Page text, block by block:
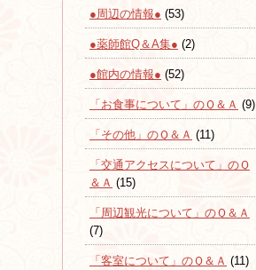
●周辺の情報● (53)
●薬師館Q＆A集● (2)
●館内の情報● (52)
「お食事について」のＱ＆Ａ (9)
「その他」のＱ＆Ａ (11)
「交通アクセスについて」のＱ
＆Ａ (15)
「周辺観光について」のＱ＆Ａ
(7)
「客室について」のＱ＆Ａ (11)